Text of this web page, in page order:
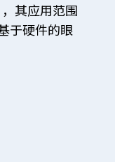
其应用范围
于硬件的眼